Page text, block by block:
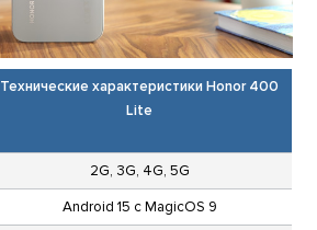
Технические характеристики Honor 400
Lite
2G, 3G, 4G, 5G
Android 15 с MagicOS 9